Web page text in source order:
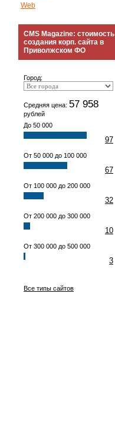
Web
CMS Magazine: стоимость
создания корп. сайта в
Приволжском ФО
Город:
Средняя цена: 57 958
рублей
До 50 000
97
От 50 000 до 100 000
67
От 100 000 до 200 000
32
От 200 000 до 300 000
10
От 300 000 до 500 000
3
Все типы сайтов